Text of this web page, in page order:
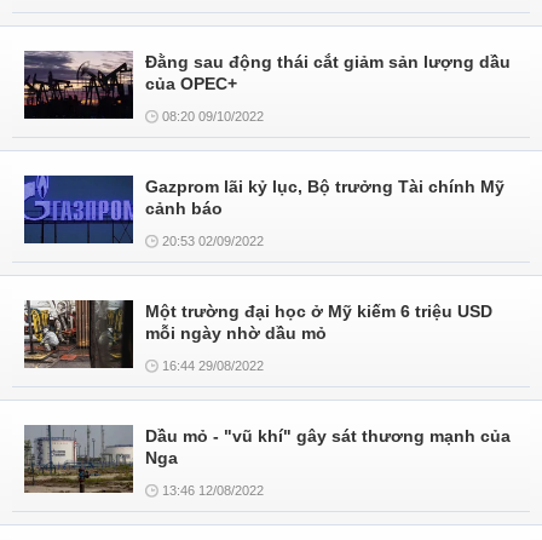
Đằng sau động thái cắt giảm sản lượng dầu
của OPEC+
08:20 09/10/2022
Gazprom lãi kỷ lục, Bộ trưởng Tài chính Mỹ
cảnh báo
20:53 02/09/2022
Một trường đại học ở Mỹ kiếm 6 triệu USD
mỗi ngày nhờ dầu mỏ
16:44 29/08/2022
Dầu mỏ - "vũ khí" gây sát thương mạnh của
Nga
13:46 12/08/2022